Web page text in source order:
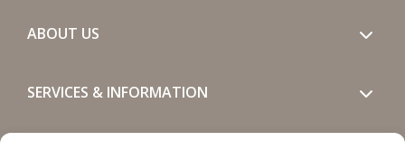
ABOUT US
SERVICES & INFORMATION